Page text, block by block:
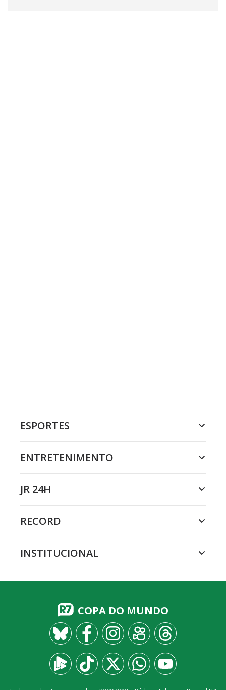
ESPORTES
ENTRETENIMENTO
JR 24H
RECORD
INSTITUCIONAL
COPA DO MUNDO